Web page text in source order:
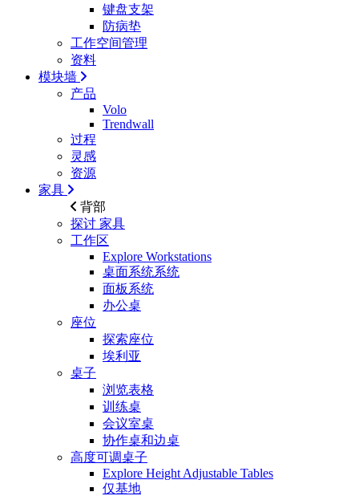
键盘支架
防病垫
工作空间管理
资料
模块墙
产品
Volo
Trendwall
过程
灵感
资源
家具
背部
探讨 家具
工作区
Explore Workstations
桌面系统系统
面板系统
办公桌
座位
探索座位
埃利亚
桌子
浏览表格
训练桌
会议室桌
协作桌和边桌
高度可调桌子
Explore Height Adjustable Tables
仅基地